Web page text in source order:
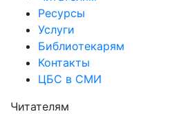
Ресурсы
Услуги
Библиотекарям
Контакты
ЦБС в СМИ
Читателям